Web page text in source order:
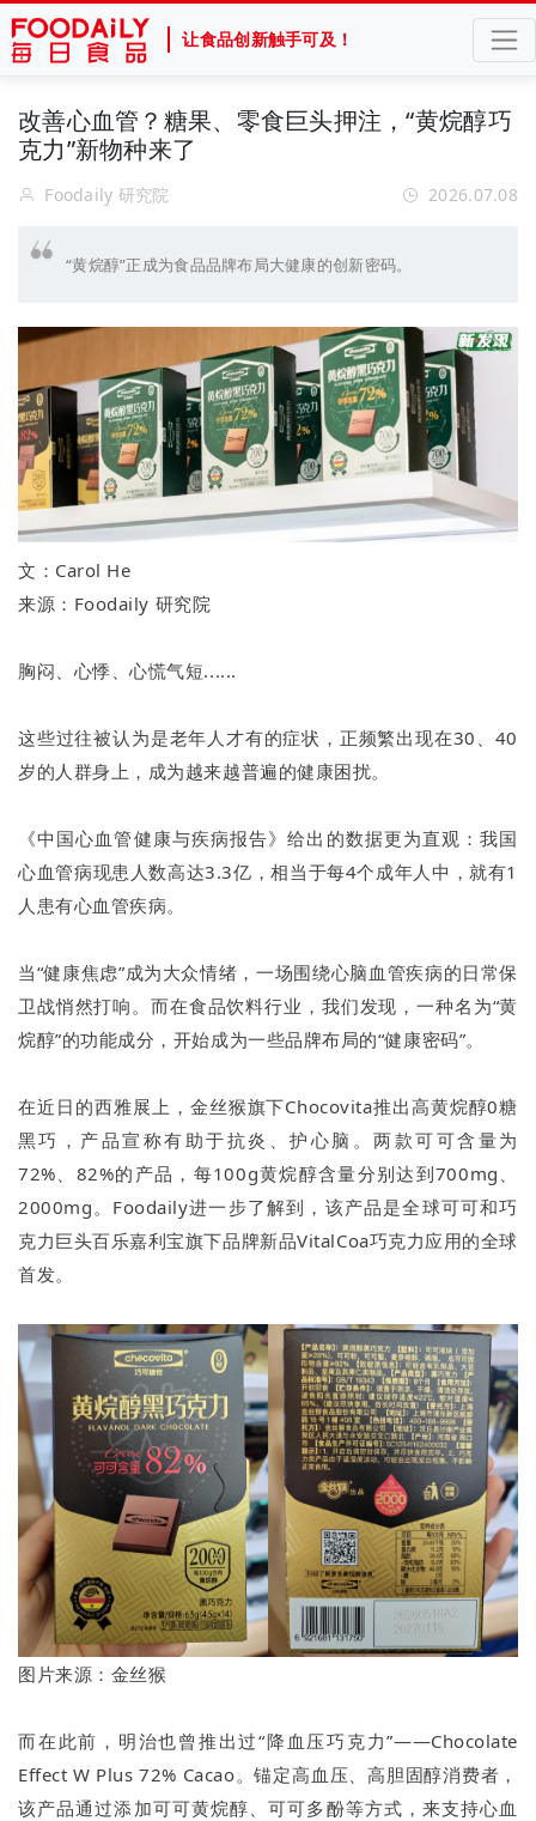
让食品创新触手可及！
改善心血管？糖果、零食巨头押注，“黄烷醇巧
克力”新物种来了
Foodaily 研究院 2026.07.08
“黄烷醇”正成为食品品牌布局大健康的创新密码。
文：Carol He
来源：Foodaily 研究院
胸闷、心悸、心慌气短......
这些过往被认为是老年人才有的症状，正频繁出现在30、40
岁的人群身上，成为越来越普遍的健康困扰。
《中国心血管健康与疾病报告》给出的数据更为直观：我国
心血管病现患人数高达3.3亿，相当于每4个成年人中，就有1
人患有心血管疾病。
当“健康焦虑”成为大众情绪，一场围绕心脑血管疾病的日常保
卫战悄然打响。而在食品饮料行业，我们发现，一种名为“黄
烷醇”的功能成分，开始成为一些品牌布局的“健康密码”。
在近日的西雅展上，金丝猴旗下Chocovita推出高黄烷醇0糖
黑巧，产品宣称有助于抗炎、护心脑。两款可可含量为
72%、82%的产品，每100g黄烷醇含量分别达到700mg、
2000mg。Foodaily进一步了解到，该产品是全球可可和巧
克力巨头百乐嘉利宝旗下品牌新品VitalCoa巧克力应用的全球
首发。
图片来源：金丝猴
而在此前，明治也曾推出过“降血压巧克力”——Chocolate
Effect W Plus 72% Cacao。锚定高血压、高胆固醇消费者，
该产品通过添加可可黄烷醇、可可多酚等方式，来支持心血